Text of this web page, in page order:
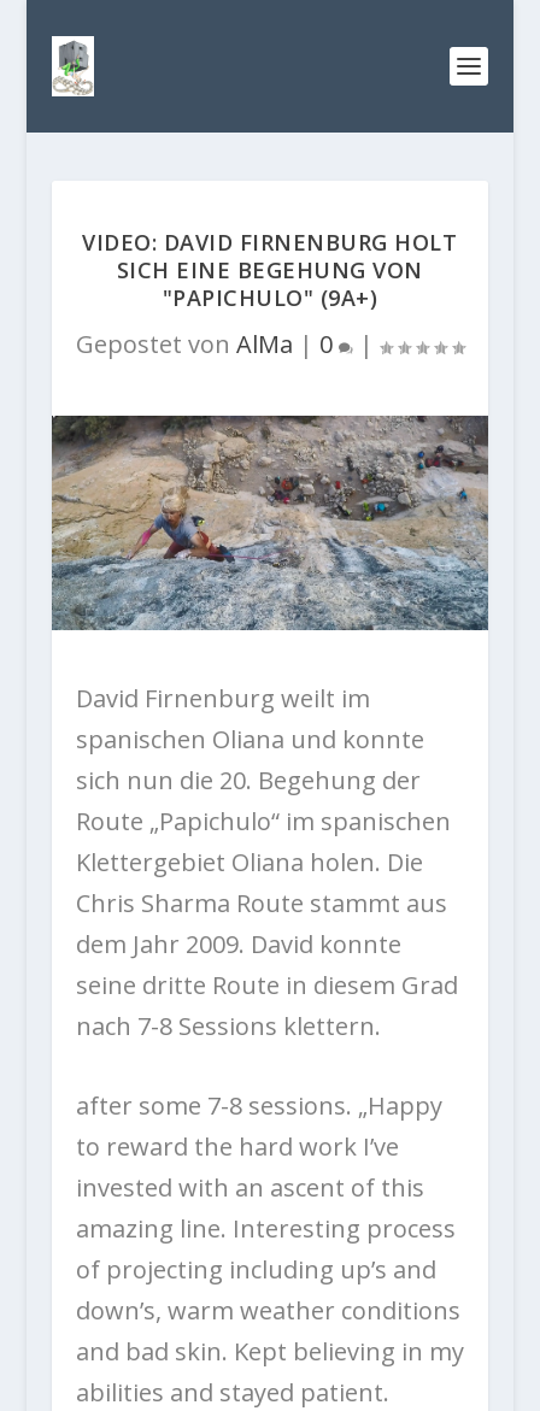
VIDEO: DAVID FIRNENBURG HOLT
SICH EINE BEGEHUNG VON
"PAPICHULO" (9A+)
Gepostet von AlMa | 0 |
David Firnenburg weilt im
spanischen Oliana und konnte
sich nun die 20. Begehung der
Route „Papichulo“ im spanischen
Klettergebiet Oliana holen. Die
Chris Sharma Route stammt aus
dem Jahr 2009. David konnte
seine dritte Route in diesem Grad
nach 7-8 Sessions klettern.
after some 7-8 sessions. „Happy
to reward the hard work I’ve
invested with an ascent of this
amazing line. Interesting process
of projecting including up’s and
down’s, warm weather conditions
and bad skin. Kept believing in my
abilities and stayed patient.